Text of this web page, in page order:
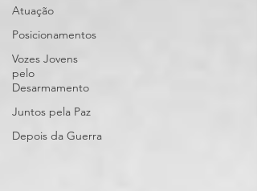
Atuação
Posicionamentos
Vozes Jovens
pelo
Desarmamento
Juntos pela Paz
Depois da Guerra